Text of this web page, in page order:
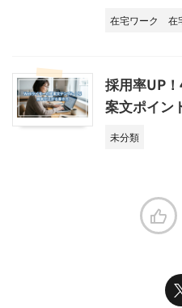
在宅ワーク 在
採用率UP
案文ポイン
未分類